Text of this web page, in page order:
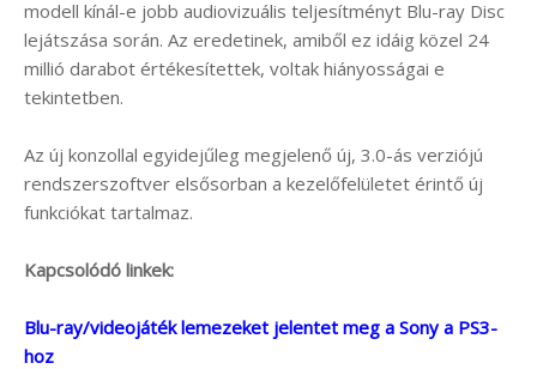
modell kínál-e jobb audiovizuális teljesítményt Blu-ray Disc
lejátszása során. Az eredetinek, amiből ez idáig közel 24
millió darabot értékesítettek, voltak hiányosságai e
tekintetben.
Az új konzollal egyidejűleg megjelenő új, 3.0-ás verziójú
rendszerszoftver elsősorban a kezelőfelületet érintő új
funkciókat tartalmaz.
Kapcsolódó linkek:
Blu-ray/videojáték lemezeket jelentet meg a Sony a PS3-
hoz